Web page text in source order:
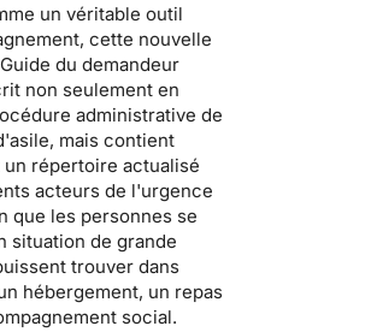
un véritable outil
cette nouvelle
du demandeur
non seulement en
administrative de
mais contient
un répertoire actualisé
acteurs de l'urgence
que les personnes se
situation de grande
trouver dans
hébergement, un repas
social.